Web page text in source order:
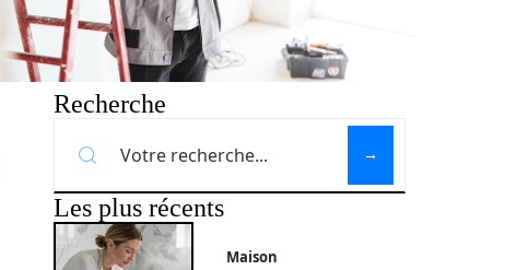
Recherche
Les plus récents
Maison